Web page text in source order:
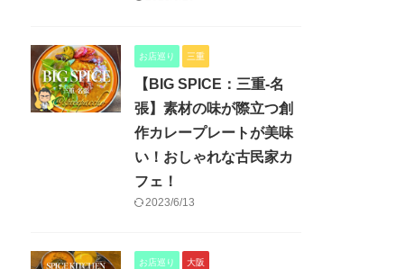
お店巡り 三重
【BIG SPICE：三重-名
張】素材の味が際立つ創
作カレープレートが美味
い！おしゃれな古民家カ
フェ！
2023/6/13
お店巡り 大阪